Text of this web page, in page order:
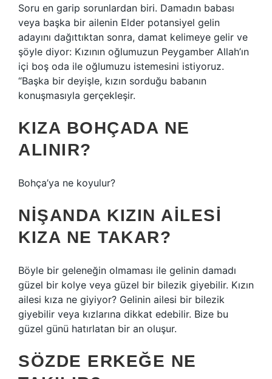
Soru en garip sorunlardan biri. Damadın babası
veya başka bir ailenin Elder potansiyel gelin
adayını dağıttıktan sonra, damat kelimeye gelir ve
şöyle diyor: Kızının oğlumuzun Peygamber Allah’ın
içi boş oda ile oğlumuzu istemesini istiyoruz.
“Başka bir deyişle, kızın sorduğu babanın
konuşmasıyla gerçekleşir.
KIZA BOHÇADA NE
ALINIR?
Bohça’ya ne koyulur?
NIŞANDA KIZIN AILESI
KIZA NE TAKAR?
Böyle bir geleneğin olmaması ile gelinin damadı
güzel bir kolye veya güzel bir bilezik giyebilir. Kızın
ailesi kıza ne giyiyor? Gelinin ailesi bir bilezik
giyebilir veya kızlarına dikkat edebilir. Bize bu
güzel günü hatırlatan bir an oluşur.
SÖZDE ERKEĞE NE